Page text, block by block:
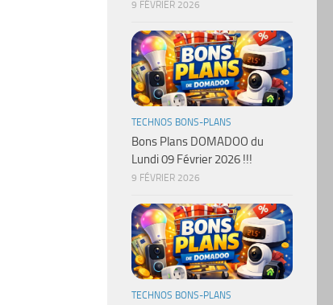
9 FÉVRIER 2026
TECHNOS BONS-PLANS
Bons Plans DOMADOO du
Lundi 09 Février 2026 !!!
9 FÉVRIER 2026
TECHNOS BONS-PLANS